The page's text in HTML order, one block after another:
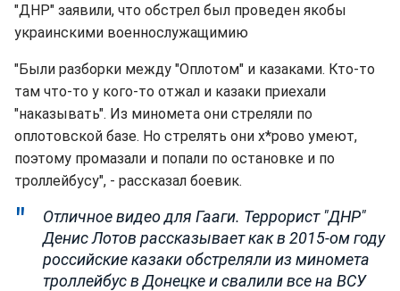
"ДНР" заявили, что обстрел был проведен якобы
украинскими военнослужащимию
"Были разборки между "Оплотом" и казаками. Кто-то
там что-то у кого-то отжал и казаки приехали
"наказывать". Из миномета они стреляли по
оплотовской базе. Но стрелять они х*рово умеют,
поэтому промазали и попали по остановке и по
троллейбусу", - рассказал боевик.
Отличное видео для Гааги. Террорист "ДНР"
Денис Лотов рассказывает как в 2015-ом году
российские казаки обстреляли из миномета
троллейбус в Донецке и свалили все на ВСУ